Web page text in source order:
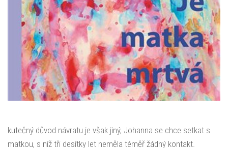
kutečný důvod návratu je však jiný, Johanna se chce setkat s
matkou, s níž tři desítky let neměla téměř žádný kontakt.